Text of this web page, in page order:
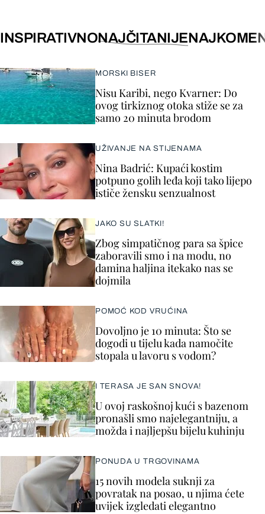
INSPIRATIVNONAJČITANIJE
MORSKI BISER
Nisu Karibi, nego Kvarner: Do
ovog tirkiznog otoka stiže se za
samo 20 minuta brodom
UŽIVANJE NA STIJENAMA
Nina Badrić: Kupaći kostim
potpuno golih leđa koji tako lijepo
ističe žensku senzualnost
JAKO SU SLATKI!
Zbog simpatičnog para sa špice
zaboravili smo i na modu, no
damina haljina itekako nas se
dojmila
POMOĆ KOD VRUĆINA
Dovoljno je 10 minuta: Što se
dogodi u tijelu kada namočite
stopala u lavoru s vodom?
I TERASA JE SAN SNOVA!
U ovoj raskošnoj kući s bazenom
pronašli smo najelegantniju, a
možda i najljepšu bijelu kuhinju
PONUDA U TRGOVINAMA
15 novih modela suknji za
povratak na posao, u njima ćete
uvijek izgledati elegantno